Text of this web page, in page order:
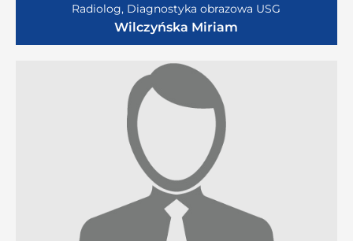
Radiolog, Diagnostyka obrazowa USG
Wilczyńska Miriam